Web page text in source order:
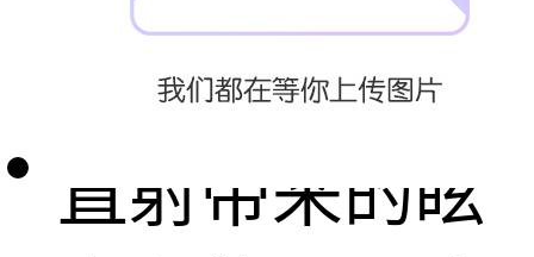
还能减少阳光
直射带来的眩